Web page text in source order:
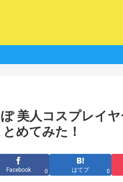
ぽ 美人コスプレイ
めてみた！
Facebook 0 はてブ 0